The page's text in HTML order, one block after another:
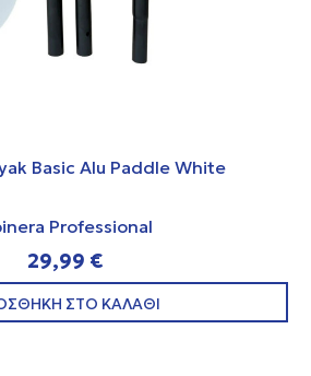
Basic Alu Paddle White
Professional
29,99 €
ΣΤΟ ΚΑΛΑΘΙ